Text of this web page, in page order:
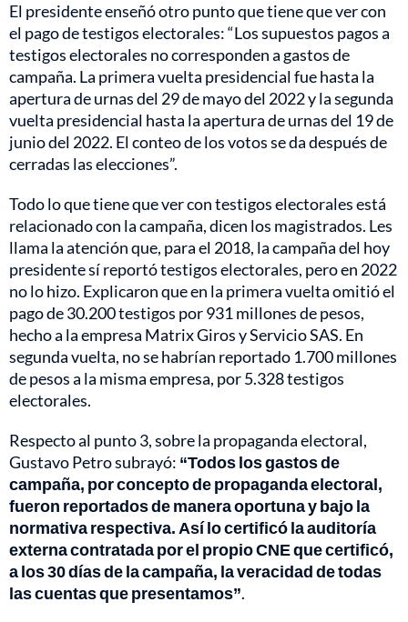
El presidente enseñó otro punto que tiene que ver con
el pago de testigos electorales: “Los supuestos pagos a
testigos electorales no corresponden a gastos de
campaña. La primera vuelta presidencial fue hasta la
apertura de urnas del 29 de mayo del 2022 y la segunda
vuelta presidencial hasta la apertura de urnas del 19 de
junio del 2022. El conteo de los votos se da después de
cerradas las elecciones”.
Todo lo que tiene que ver con testigos electorales está
relacionado con la campaña, dicen los magistrados. Les
llama la atención que, para el 2018, la campaña del hoy
presidente sí reportó testigos electorales, pero en 2022
no lo hizo. Explicaron que en la primera vuelta omitió el
pago de 30.200 testigos por 931 millones de pesos,
hecho a la empresa Matrix Giros y Servicio SAS. En
segunda vuelta, no se habrían reportado 1.700 millones
de pesos a la misma empresa, por 5.328 testigos
electorales.
Respecto al punto 3, sobre la propaganda electoral,
Gustavo Petro subrayó: “Todos los gastos de
campaña, por concepto de propaganda electoral,
fueron reportados de manera oportuna y bajo la
normativa respectiva. Así lo certificó la auditoría
externa contratada por el propio CNE que certificó,
a los 30 días de la campaña, la veracidad de todas
las cuentas que presentamos”.